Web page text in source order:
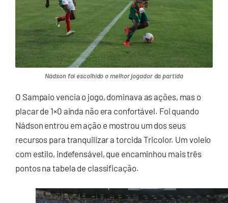
Nádson foi escolhido o melhor jogador da partida
O Sampaio vencia o jogo, dominava as ações, mas o
placar de 1×0 ainda não era confortável. Foi quando
Nádson entrou em ação e mostrou um dos seus
recursos para tranquilizar a torcida Tricolor. Um voleio
com estilo, indefensável, que encaminhou mais três
pontos na tabela de classificação.